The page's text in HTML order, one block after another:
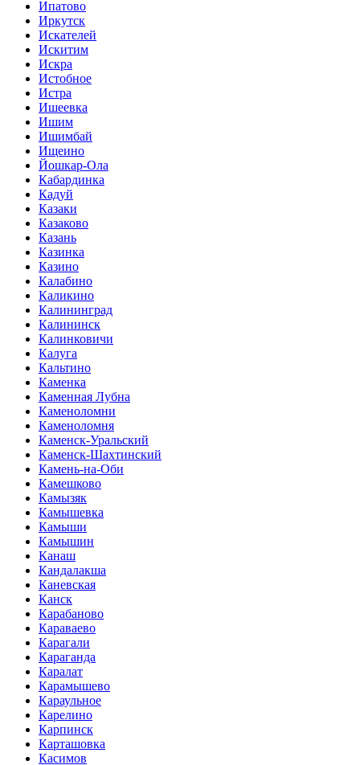
Ипатово
Иркутск
Искателей
Искитим
Искра
Истобное
Истра
Ишеевка
Ишим
Ишимбай
Ищеино
Йошкар-Ола
Кабардинка
Кадуй
Казаки
Казаково
Казань
Казинка
Казино
Калабино
Каликино
Калининград
Калининск
Калинковичи
Калуга
Кальтино
Каменка
Каменная Лубна
Каменоломни
Каменоломня
Каменск-Уральский
Каменск-Шахтинский
Камень-на-Оби
Камешково
Камызяк
Камышевка
Камыши
Камышин
Канаш
Кандалакша
Каневская
Канск
Карабаново
Караваево
Карагали
Караганда
Каралат
Карамышево
Караульное
Карелино
Карпинск
Карташовка
Касимов